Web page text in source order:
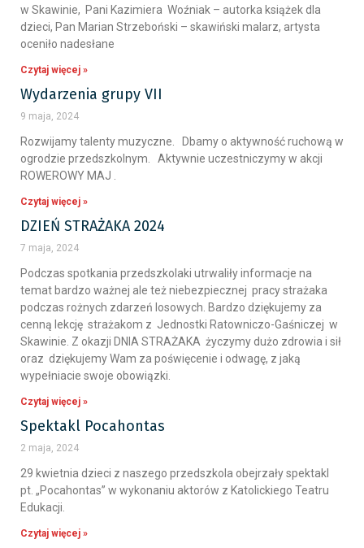
w Skawinie, Pani Kazimiera Woźniak – autorka książek dla
dzieci, Pan Marian Strzeboński – skawiński malarz, artysta
oceniło nadesłane
Czytaj więcej »
Wydarzenia grupy VII
9 maja, 2024
Rozwijamy talenty muzyczne. Dbamy o aktywność ruchową w
ogrodzie przedszkolnym. Aktywnie uczestniczymy w akcji
ROWEROWY MAJ .
Czytaj więcej »
DZIEŃ STRAŻAKA 2024
7 maja, 2024
Podczas spotkania przedszkolaki utrwaliły informacje na
temat bardzo ważnej ale też niebezpiecznej pracy strażaka
podczas rożnych zdarzeń losowych. Bardzo dziękujemy za
cenną lekcję strażakom z Jednostki Ratowniczo-Gaśniczej w
Skawinie. Z okazji DNIA STRAŻAKA życzymy dużo zdrowia i sił
oraz dziękujemy Wam za poświęcenie i odwagę, z jaką
wypełniacie swoje obowiązki.
Czytaj więcej »
Spektakl Pocahontas
2 maja, 2024
29 kwietnia dzieci z naszego przedszkola obejrzały spektakl
pt. „Pocahontas” w wykonaniu aktorów z Katolickiego Teatru
Edukacji.
Czytaj więcej »